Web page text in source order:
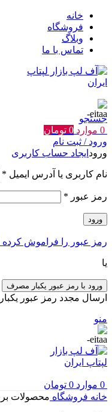
خانه
فروشگاه
وبلاگ
تماس با ما
جستجو
0 موارد 0 تومان
ورود / ثبت نام
ورود ایجاد حساب کاربری
نام کاربری یا آدرس ایمیل *
رمز عبور *
ورود
رمز عبور را فراموش کرده
یا
ورود با رمز عبور یکبار مصرف
ارسال مجدد رمز عبور
منو
0 موارد 0 تومان
خانه فروشگاه محصولات